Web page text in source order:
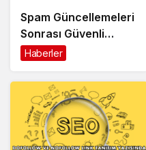
Spam Güncellemeleri
Sonrası Güvenli
Tanıtım Yazısı Nasıl
Haberler